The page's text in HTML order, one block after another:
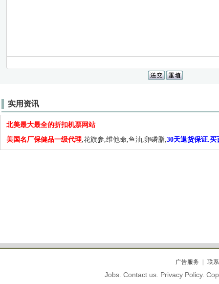
实用资讯
北美最大最全的折扣机票网站
美国名厂保健品一级代理,花旗参,维他命,鱼油,卵磷脂,30天退货保证.买
广告服务 联
Jobs. Contact us. Privacy Policy.